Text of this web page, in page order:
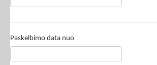
Paskelbimo data nuo